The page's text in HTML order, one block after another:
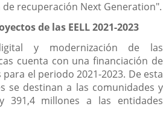
recuperación Next Generation".
de las EELL 2021-2023
y modernización de las
cuenta con una financiación de
el periodo 2021-2023. De esta
se destinan a las comunidades y
391,4 millones a las entidades